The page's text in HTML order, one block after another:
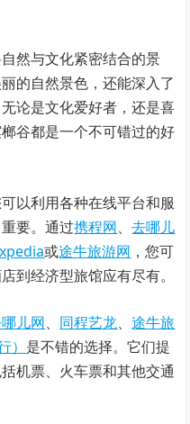
然与文化紧密结合的景
的自然景色，还能深入了
论是文化爱好者，还是喜
谷都是一个不可错过的好
以利用各种在线平台和服
要。通过携程网、去哪儿
或途牛旅游网 ，您可
到经济型旅馆应有尽有。
儿网、 同程艺龙、途牛旅
） 是不错的选择。它们提
机票、火车票和其他交通